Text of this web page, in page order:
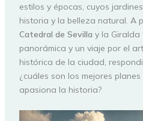
estilos y épocas, cuyos
historia y la belleza natural. A
Catedral de Sevilla y la Giralda
panorámica y un viaje por el
histórica de la ciudad,
¿cuáles son los mejores
apasiona la historia?